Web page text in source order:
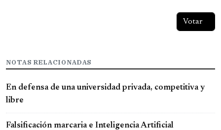
NOTAS RELACIONADAS
En defensa de una universidad privada, competitiva y
libre
Falsificación marcaria e Inteligencia Artificial